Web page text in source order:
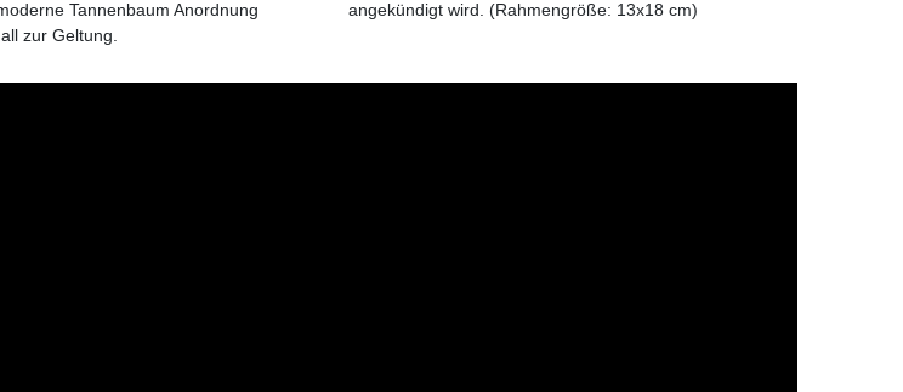
Tannenbaum Anordnung
zur Geltung.
angekündigt wird. (Rahmengröße: 13x18 cm)